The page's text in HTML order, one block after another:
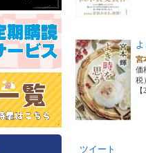
宮
価
税
ツイート